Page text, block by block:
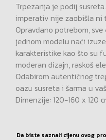
Trpezarija je podij
imperativ nije zaobišla ni
Opravdano potrebom,
jednom modelu naći
karakteristike kao što su
moderan dizajn, raskoš
Odabirom autentičnog
oazu susreta i šarma u
Dimenzije: 120-160 x 120
Da biste saznali cijenu ovog